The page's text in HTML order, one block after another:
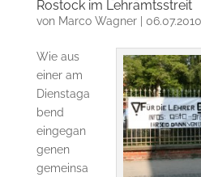
Rostock im Lehramtsstreit
von Marco Wagner| 06.07.2010
Wie aus
einer am
Dienstaga
bend
eingegan
genen
gemeinsa